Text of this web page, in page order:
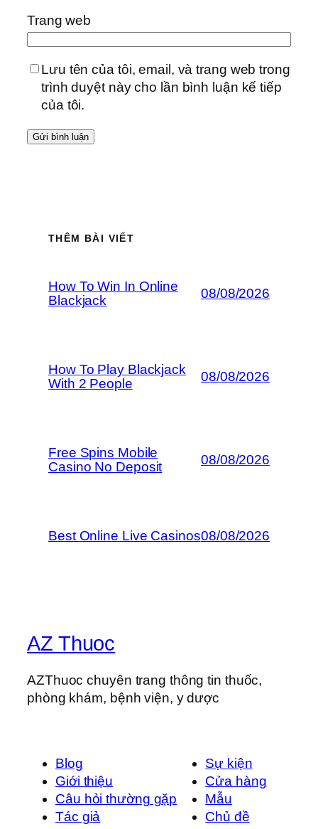
Trang web
Lưu tên của tôi, email, và trang web trong
trình duyệt này cho lần bình luận kế tiếp
của tôi.
THÊM BÀI VIẾT
How To Win In Online
Blackjack
08/08/2026
How To Play Blackjack
With 2 People
08/08/2026
Free Spins Mobile
Casino No Deposit
08/08/2026
Best Online Live Casinos08/08/2026
AZ Thuoc
AZThuoc chuyên trang thông tin thuốc,
phòng khám, bệnh viện, y dược
Blog
Giới thiệu
Câu hỏi thường gặp
Tác giả
Sự kiện
Cửa hàng
Mẫu
Chủ đề